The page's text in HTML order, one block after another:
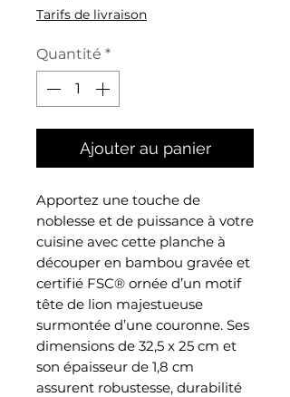
Tarifs de livraison
Quantité *
Ajouter au panier
Apportez une touche de
noblesse et de puissance à votre
cuisine avec cette planche à
découper en bambou gravée et
certifié FSC® ornée d’un motif
tête de lion majestueuse
surmontée d’une couronne. Ses
dimensions de 32,5 x 25 cm et
son épaisseur de 1,8 cm
assurent robustesse, durabilité